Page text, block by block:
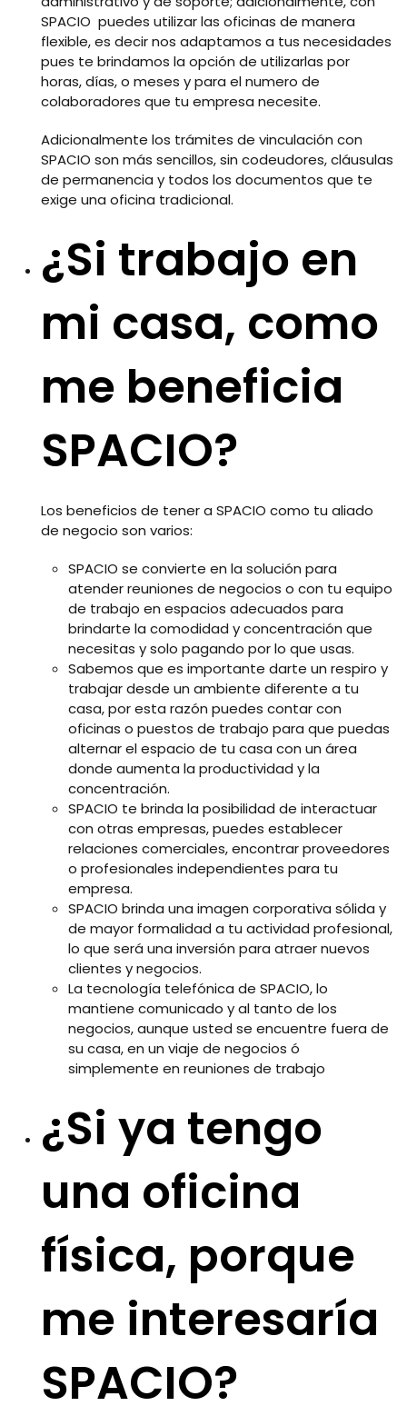
SPACIO puedes utilizar las oficinas de manera
flexible, es decir nos adaptamos a tus necesidades
pues te brindamos la opción de utilizarlas por
horas, días, o meses y para el numero de
colaboradores que tu empresa necesite.
Adicionalmente los trámites de vinculación con
SPACIO son más sencillos, sin codeudores, cláusulas
de permanencia y todos los documentos que te
exige una oficina tradicional.
¿Si trabajo en
mi casa, como
me beneficia
SPACIO?
Los beneficios de tener a SPACIO como tu aliado
de negocio son varios:
SPACIO se convierte en la solución para
atender reuniones de negocios o con tu equipo
de trabajo en espacios adecuados para
brindarte la comodidad y concentración que
necesitas y solo pagando por lo que usas.
Sabemos que es importante darte un respiro y
trabajar desde un ambiente diferente a tu
casa, por esta razón puedes contar con
oficinas o puestos de trabajo para que puedas
alternar el espacio de tu casa con un área
donde aumenta la productividad y la
concentración.
SPACIO te brinda la posibilidad de interactuar
con otras empresas, puedes establecer
relaciones comerciales, encontrar proveedores
o profesionales independientes para tu
empresa.
SPACIO brinda una imagen corporativa sólida y
de mayor formalidad a tu actividad profesional,
lo que será una inversión para atraer nuevos
clientes y negocios.
La tecnología telefónica de SPACIO, lo
mantiene comunicado y al tanto de los
negocios, aunque usted se encuentre fuera de
su casa, en un viaje de negocios ó
simplemente en reuniones de trabajo
¿Si ya tengo
una oficina
física, porque
me interesaría
SPACIO?